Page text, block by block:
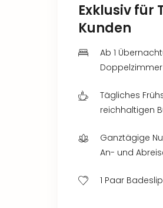
Exklusiv für
Kunden
Ab 1
Doppelzimmer
Tägliches
reichhaltigen
Ganztägige
An- und
1 Paar